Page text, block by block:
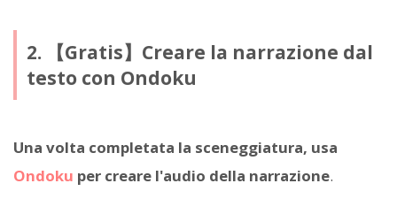
2. 【Gratis】Creare la narrazione dal
testo con Ondoku
Una volta completata la sceneggiatura, usa
Ondoku per creare l'audio della narrazione.